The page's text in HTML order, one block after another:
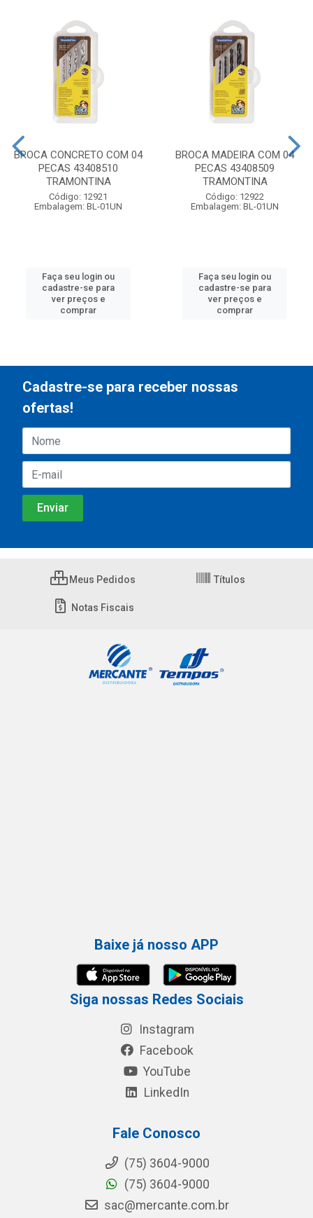
BROCA CONCRETO COM 04
PECAS 43408510
TRAMONTINA
Código: 12921
Embalagem: BL-01UN
Faça seu login ou
cadastre-se para
ver preços e
comprar
BROCA MADEIRA COM 04
PECAS 43408509
TRAMONTINA
Código: 12922
Embalagem: BL-01UN
Faça seu login ou
cadastre-se para
ver preços e
comprar
Cadastre-se para receber nossas
ofertas!
Meus Pedidos Títulos
Notas Fiscais
Baixe já nosso APP
Siga nossas Redes Sociais
Instagram
Facebook
YouTube
LinkedIn
Fale Conosco
(75) 3604-9000
(75) 3604-9000
sac@mercante.com.br